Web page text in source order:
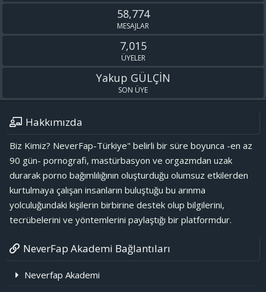
58,774
MESAJLAR
7,015
ÜYELER
Yakup GÜLÇİN
SON ÜYE
Hakkımızda
Biz Kimiz? NeverFap-Türkiye" belirli bir süre boyunca -en az
90 gün- pornografi, mastürbasyon ve orgazmdan uzak
durarak porno bağımlılığının oluşturduğu olumsuz etkilerden
kurtulmaya çalışan insanların buluştuğu bu arınma
yolculuğundaki kişilerin birbirine destek olup bilgilerini,
tecrübelerini ve yöntemlerini paylaştığı bir platformdur.
NeverFap Akademi Bağlantıları
Neverfap Akademi